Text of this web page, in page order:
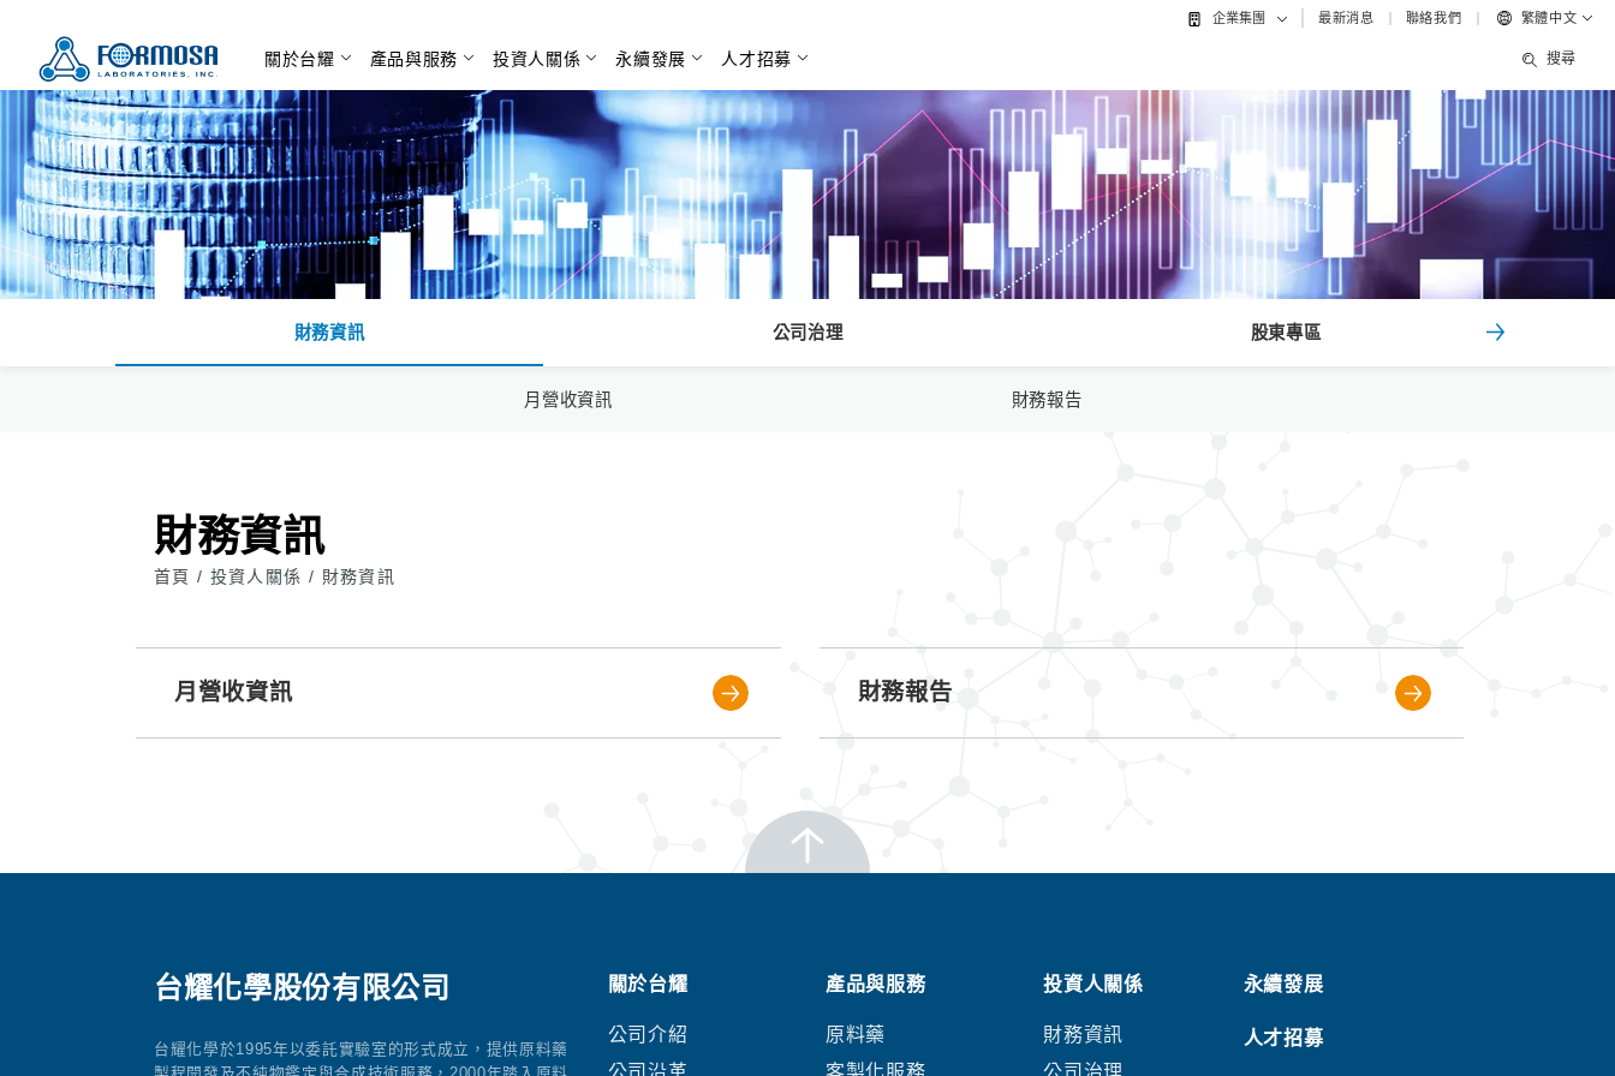
企業集團 最新消息 聯絡我們 繁體中文
關於台耀 產品與服務 投資人關係 永續發展 人才招募 搜尋
搜尋
財務資訊 公司治理 股東專區
月營收資訊 財務報告
財務資訊
首頁/ 投資人關係 / 財務資訊
月營收資訊 財務報告
台耀化學股份有限公司
台耀化學於1995年以委託實驗室的形式成立，提供原料藥
關於台耀
公司介紹
產品與服務
原料藥
投資人關係
財務資訊
永續發展
人才招募